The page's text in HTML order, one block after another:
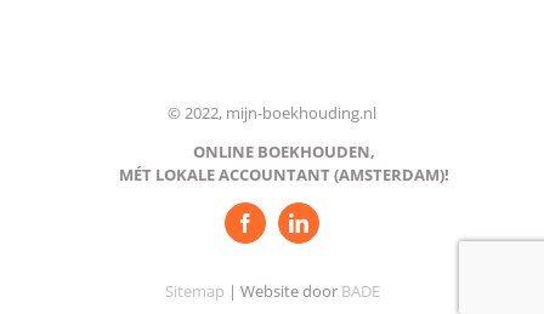
© 2022, mijn-boekhouding.nl
ONLINE BOEKHOUDEN,
MÉT LOKALE ACCOUNTANT (AMSTERDAM)!
Sitemap | Website door BADE